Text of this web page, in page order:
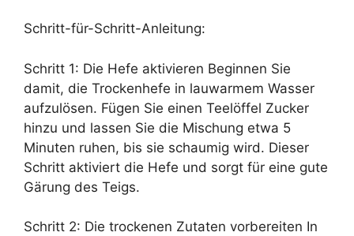
Schritt-für-Schritt-Anleitung:
Schritt 1: Die Hefe aktivieren Beginnen Sie
damit, die Trockenhefe in lauwarmem Wasser
aufzulösen. Fügen Sie einen Teelöffel Zucker
hinzu und lassen Sie die Mischung etwa 5
Minuten ruhen, bis sie schaumig wird. Dieser
Schritt aktiviert die Hefe und sorgt für eine gute
Gärung des Teigs.
Schritt 2: Die trockenen Zutaten vorbereiten In